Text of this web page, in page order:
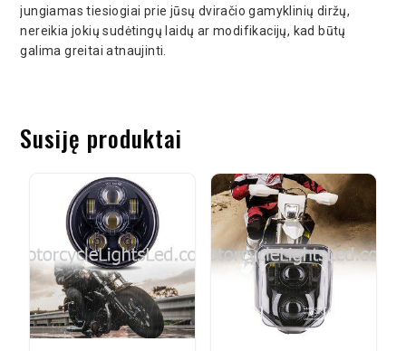
jungiamas tiesiogiai prie jūsų dviračio gamyklinių diržų,
nereikia jokių sudėtingų laidų ar modifikacijų, kad būtų
galima greitai atnaujinti.
Susiję produktai